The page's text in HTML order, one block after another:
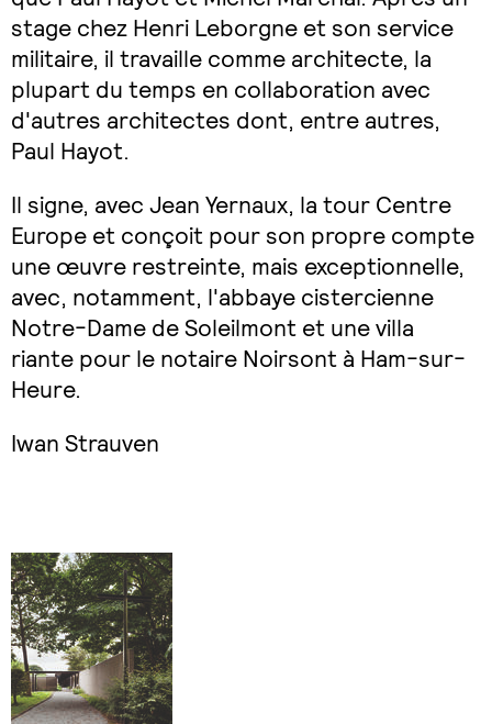
stage chez Henri Leborgne et son service
militaire, il travaille comme architecte, la
plupart du temps en collaboration avec
d'autres architectes dont, entre autres,
Paul Hayot.
Il signe, avec Jean Yernaux, la tour Centre
Europe et conçoit pour son propre compte
une œuvre restreinte, mais exceptionnelle,
avec, notamment, l'abbaye cistercienne
Notre-Dame de Soleilmont et une villa
riante pour le notaire Noirsont à Ham-sur-
Heure.
Iwan Strauven